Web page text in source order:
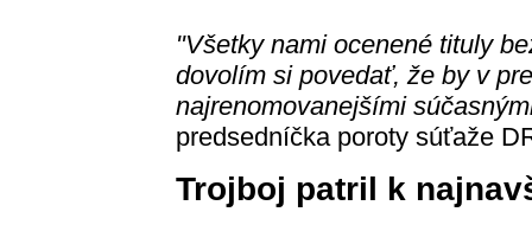
"Všetky nami ocenené tituly
dovolím si povedať, že by v
najrenomovanejšími
predsedníčka poroty súťaže
Trojboj patril k